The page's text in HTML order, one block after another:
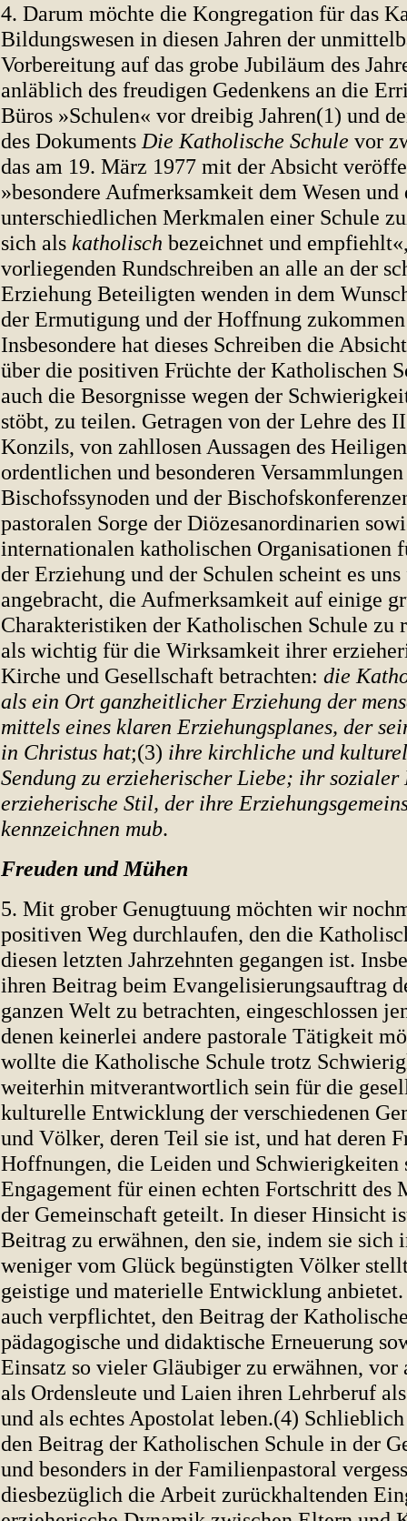
4. Darum möchte die Kongregation für das
Bildungswesen in diesen Jahren der
Vorbereitung auf das grobe Jubiläum des
anläblich des freudigen Gedenkens an die
Büros »Schulen« vor dreibig Jahren(1) und
des Dokuments Die Katholische Schule vor
das am 19. März 1977 mit der Absicht
»besondere Aufmerksamkeit dem Wesen und
unterschiedlichen Merkmalen einer Schule
sich als katholisch bezeichnet und
vorliegenden Rundschreiben an alle an der
Erziehung Beteiligten wenden in dem
der Ermutigung und der Hoffnung zukommen
Insbesondere hat dieses Schreiben die
über die positiven Früchte der Katholischen
auch die Besorgnisse wegen der
stöbt, zu teilen. Getragen von der Lehre des
Konzils, von zahllosen Aussagen des
ordentlichen und besonderen
Bischofssynoden und der
pastoralen Sorge der Diözesanordinarien
internationalen katholischen Organisationen
der Erziehung und der Schulen scheint es
angebracht, die Aufmerksamkeit auf einige
Charakteristiken der Katholischen Schule zu
als wichtig für die Wirksamkeit ihrer
Kirche und Gesellschaft betrachten: die
als ein Ort ganzheitlicher Erziehung der
mittels eines klaren Erziehungsplanes, der
in Christus hat;(3) ihre kirchliche und
Sendung zu erzieherischer Liebe; ihr sozialer
erzieherische Stil, der ihre
kennzeichnen mub.
Freuden und Mühen
5. Mit grober Genugtuung möchten wir
positiven Weg durchlaufen, den die
diesen letzten Jahrzehnten gegangen ist.
ihren Beitrag beim Evangelisierungsauftrag
ganzen Welt zu betrachten, eingeschlossen
denen keinerlei andere pastorale Tätigkeit
wollte die Katholische Schule trotz
weiterhin mitverantwortlich sein für die
kulturelle Entwicklung der verschiedenen
und Völker, deren Teil sie ist, und hat deren
Hoffnungen, die Leiden und Schwierigkeiten
Engagement für einen echten Fortschritt des
der Gemeinschaft geteilt. In dieser Hinsicht
Beitrag zu erwähnen, den sie, indem sie sich
weniger vom Glück begünstigten Völker
geistige und materielle Entwicklung
auch verpflichtet, den Beitrag der
pädagogische und didaktische Erneuerung
Einsatz so vieler Gläubiger zu erwähnen, vor
als Ordensleute und Laien ihren Lehrberuf
und als echtes Apostolat leben.(4)
den Beitrag der Katholischen Schule in der
und besonders in der Familienpastoral
diesbezüglich die Arbeit zurückhaltenden